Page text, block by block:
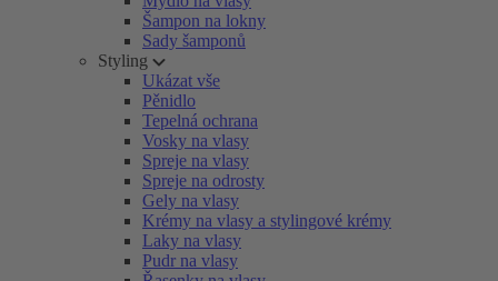
Šampon na lokny
Sady šamponů
Styling
Ukázat vše
Pěnidlo
Tepelná ochrana
Vosky na vlasy
Spreje na vlasy
Spreje na odrosty
Gely na vlasy
Krémy na vlasy a stylingové krémy
Laky na vlasy
Pudr na vlasy